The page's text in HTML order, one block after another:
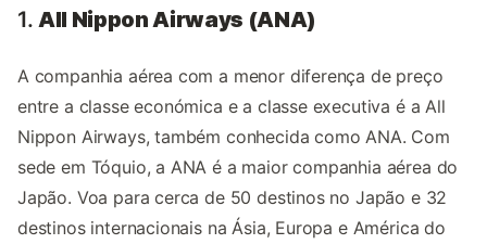
1. All Nippon Airways (ANA)
A companhia aérea com a menor diferença de preço
entre a classe económica e a classe executiva é a All
Nippon Airways, também conhecida como ANA. Com
sede em Tóquio, a ANA é a maior companhia aérea do
Japão. Voa para cerca de 50 destinos no Japão e 32
destinos internacionais na Ásia, Europa e América do